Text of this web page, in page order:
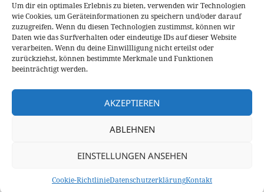
Um dir ein optimales Erlebnis zu bieten, verwenden wir Technologien
wie Cookies, um Geräteinformationen zu speichern und/oder darauf
zuzugreifen. Wenn du diesen Technologien zustimmst, können wir
Daten wie das Surfverhalten oder eindeutige IDs auf dieser Website
verarbeiten. Wenn du deine Einwillligung nicht erteilst oder
zurückziehst, können bestimmte Merkmale und Funktionen
beeinträchtigt werden.
AKZEPTIEREN
ABLEHNEN
EINSTELLUNGEN ANSEHEN
Cookie-RichtlinieDatenschutzerklärungKontakt
Beitragsnavigation
ZURÜCK
Vorheriger
Beitrag:
Stadtteilfest in Hagen-Wehringhausen am
Samstag, 16.08.2014!
WEITER
Beitrag:
Hessen-Tour 2014 vom 28.08. bis zum
30.08!